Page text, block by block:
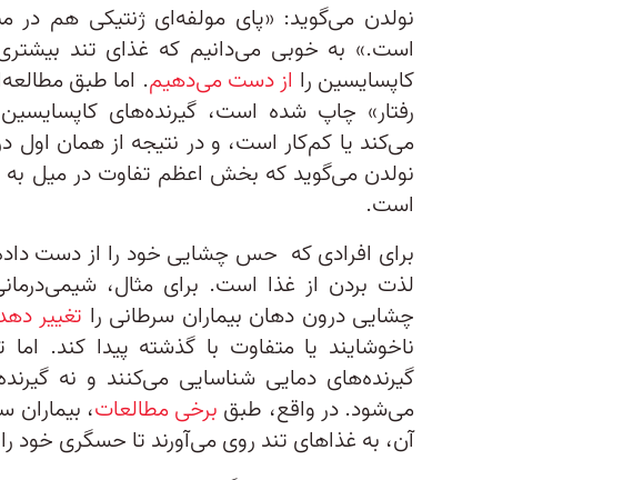
نولدن می‌گوید: «پای مولفه‌ای ژنتیکی هم
است.» به خوبی می‌دانیم که غذای تند
کاپسایسین را از دست می‌دهیم
رفتار» چاپ شده است، گیرنده‌های
می‌کند یا کم‌کار است، و در نتیجه از همان اول
نولدن می‌گوید که بخش اعظم تفاوت در میل به
است.
برای افرادی که حس چشایی خود را از دست
لذت بردن از غذا است. برای مثال،
چشایی درون دهان بیماران سرطانی را تغییر
ناخوشایند یا متفاوت با گذشته پیدا کند.
گیرنده‌های دمایی شناسایی می‌کنند و نه
می‌شود. در واقع، طبق برخی مطالعات،
آن، به غذاهای تند روی می‌آورند تا حسگری خود